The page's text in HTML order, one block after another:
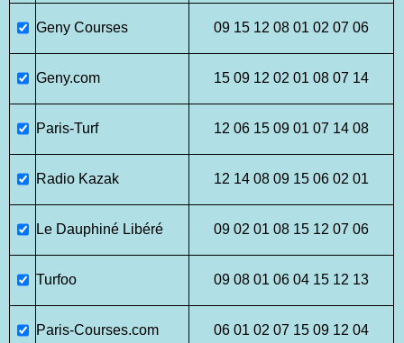
Geny Courses 09 15 12 08 01 02 07 06
Geny.com 15 09 12 02 01 08 07 14
Paris-Turf 12 06 15 09 01 07 14 08
Radio Kazak 12 14 08 09 15 06 02 01
Le Dauphiné Libéré 09 02 01 08 15 12 07 06
Turfoo 09 08 01 06 04 15 12 13
Paris-Courses.com 06 01 02 07 15 09 12 04